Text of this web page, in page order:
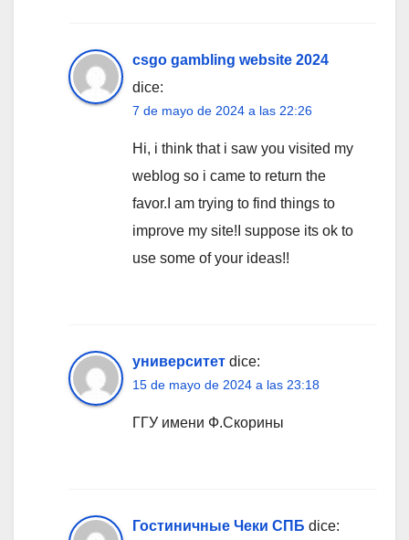
csgo gambling website 2024
dice:
7 de mayo de 2024 a las 22:26
Hi, i think that i saw you visited my
weblog so i came to return the
favor.I am trying to find things to
improve my site!I suppose its ok to
use some of your ideas!!
университет dice:
15 de mayo de 2024 a las 23:18
ГГУ имени Ф.Скорины
Гостиничные Чеки СПБ dice: